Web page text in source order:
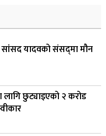
सांसद यादवको संसद्‌मा मौन
लागि छुट्याइएको २ करोड